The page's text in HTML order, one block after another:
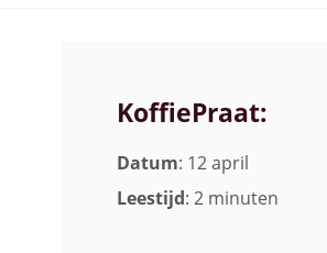
KoffiePraat:
Datum: 12 april
Leestijd: 2 minuten